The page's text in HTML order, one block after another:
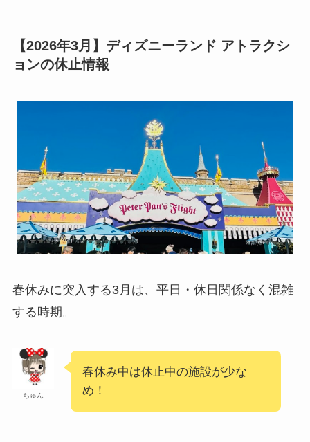
【2026年3月】ディズニーランド アトラクシ
ョンの休止情報
春休みに突入する3月は、平日・休日関係なく混雑
する時期。
ちゅん
春休み中は休止中の施設が少な
め！